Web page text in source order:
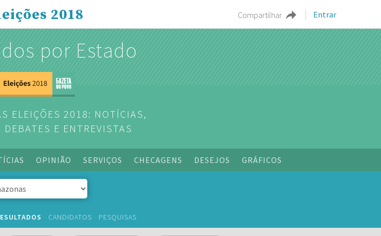
Compartilhar Entrar
2018
por Estado
ELEIÇÕES 2018: NOTÍCIAS,
DEBATES E ENTREVISTAS
OPINIÃO SERVIÇOS CHECAGENS DESEJOS GRÁFICOS
CANDIDATOS PESQUISAS